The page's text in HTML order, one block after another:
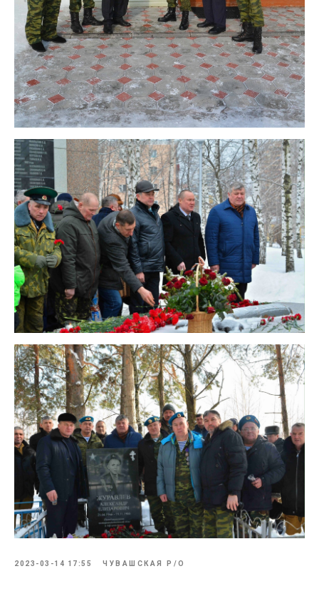
2023-03-14 17:55 ЧУВАШСКАЯ Р/О